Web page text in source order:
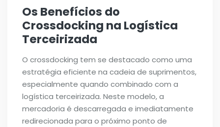
Os Benefícios do
Crossdocking na Logística
Terceirizada
O crossdocking tem se destacado como uma
estratégia eficiente na cadeia de suprimentos,
especialmente quando combinado com a
logística terceirizada. Neste modelo, a
mercadoria é descarregada e imediatamente
redirecionada para o próximo ponto de